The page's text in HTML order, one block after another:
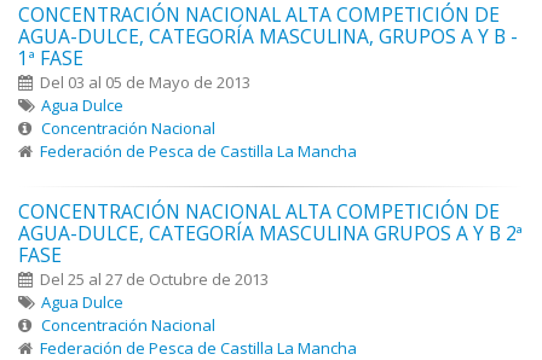
CONCENTRACIÓN NACIONAL ALTA COMPETICIÓN DE
AGUA-DULCE, CATEGORÍA MASCULINA, GRUPOS A Y B -
1ª FASE
Del 03 al 05 de Mayo de 2013
Agua Dulce
Concentración Nacional
Federación de Pesca de Castilla La Mancha
CONCENTRACIÓN NACIONAL ALTA COMPETICIÓN DE
AGUA-DULCE, CATEGORÍA MASCULINA GRUPOS A Y B 2ª
FASE
Del 25 al 27 de Octubre de 2013
Agua Dulce
Concentración Nacional
Federación de Pesca de Castilla La Mancha